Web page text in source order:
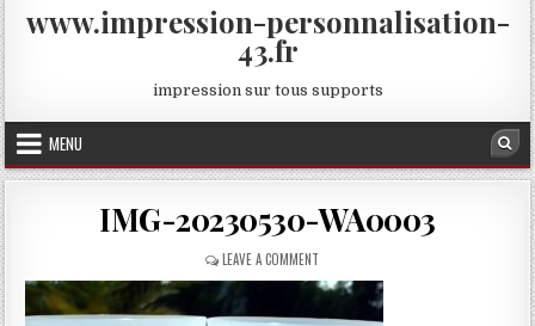
www.impression-personnalisation-
43.fr
impression sur tous supports
MENU
IMG-20230530-WA0003
LEAVE A COMMENTON
IMG-
20230530-
WA0003